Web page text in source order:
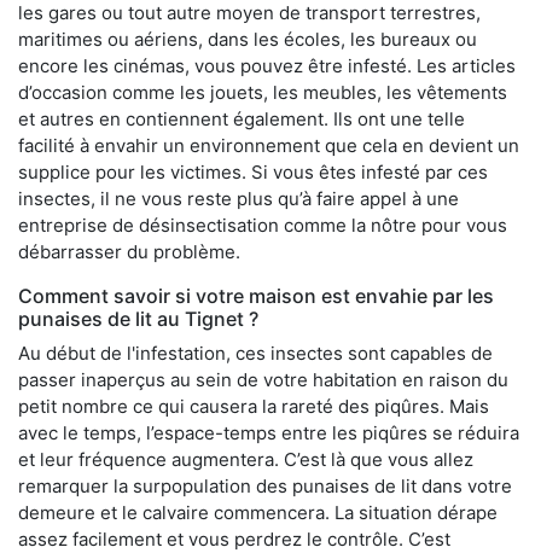
les gares ou tout autre moyen de transport terrestres,
maritimes ou aériens, dans les écoles, les bureaux ou
encore les cinémas, vous pouvez être infesté. Les articles
d’occasion comme les jouets, les meubles, les vêtements
et autres en contiennent également. Ils ont une telle
facilité à envahir un environnement que cela en devient un
supplice pour les victimes. Si vous êtes infesté par ces
insectes, il ne vous reste plus qu’à faire appel à une
entreprise de désinsectisation comme la nôtre pour vous
débarrasser du problème.
Comment savoir si votre maison est envahie par les
punaises de lit au Tignet ?
Au début de l'infestation, ces insectes sont capables de
passer inaperçus au sein de votre habitation en raison du
petit nombre ce qui causera la rareté des piqûres. Mais
avec le temps, l’espace-temps entre les piqûres se réduira
et leur fréquence augmentera. C’est là que vous allez
remarquer la surpopulation des punaises de lit dans votre
demeure et le calvaire commencera. La situation dérape
assez facilement et vous perdrez le contrôle. C’est